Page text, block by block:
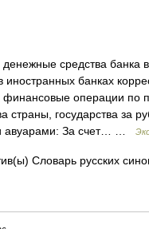
средства банка
иностранных банках
операции по
страны, государства за
авуарами: За счет… …
Словарь русских